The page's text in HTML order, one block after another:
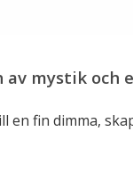
mystik och
fin dimma,